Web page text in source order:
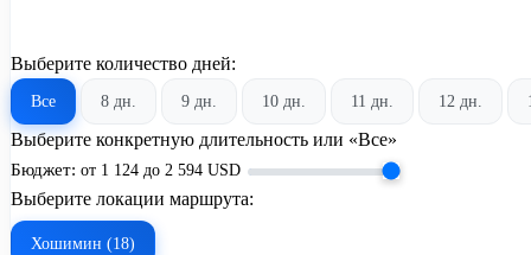
Выберите количество дней:
Все 8 дн. 9 дн. 10 дн. 11 дн. 12 дн.
Выберите конкретную длительность или «Все»
Бюджет: от 1 124 до 2 594 USD
Выберите локации маршрута:
Хошимин (18)